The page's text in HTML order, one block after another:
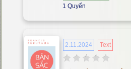
1 Quyển
2.11.2024 Text